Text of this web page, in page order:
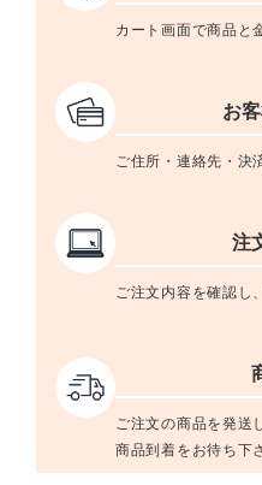
カート画面で商品と
お
ご住所・連絡先・決
注
ご注文内容を確認し
ご注文の商品を発送
商品到着をお待ち下